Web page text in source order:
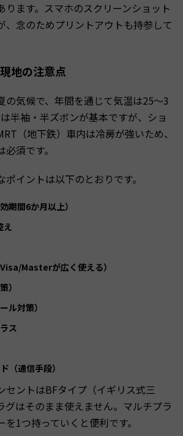
ります。スマホのスクリーンショット
、念のためプリントアウトも持参して
地の注意点
の気候で、年間を通じて気温は25〜3
半袖・半ズボンが基本ですが、ショ
（地下鉄）車内は冷房が強いため、
須です。
イントは以下のとおりです。
期間6か月以上）
え
Masterが広く使える）
）
ル対策）
ス
（通信手段）
セントはBFタイプ（イギリス式三
グはそのまま使えません。マルチプラ
1つ持っていくと便利です。